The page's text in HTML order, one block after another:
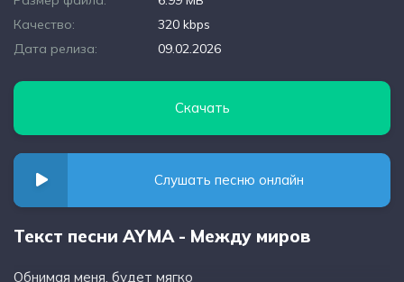
Качество:
320 kbps
Дата релиза:
09.02.2026
Скачать
Слушать песню онлайн
Текст песни AYMA - Между миров
Обнимая меня, будет мягко